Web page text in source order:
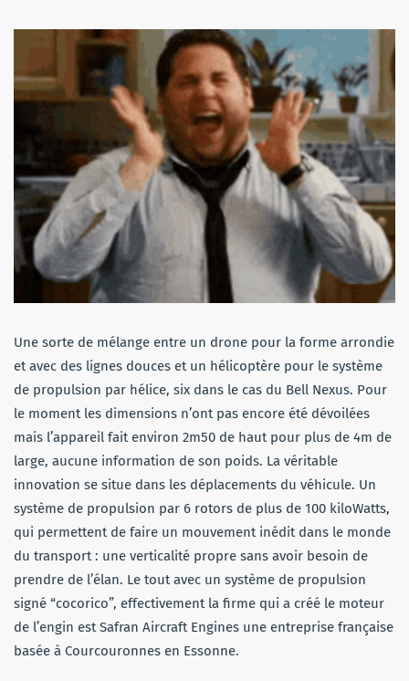
Une sorte de mélange entre un drone pour la forme arrondie
et avec des lignes douces et un hélicoptère pour le système
de propulsion par hélice, six dans le cas du Bell Nexus. Pour
le moment les dimensions n’ont pas encore été dévoilées
mais l’appareil fait environ 2m50 de haut pour plus de 4m de
large, aucune information de son poids. La véritable
innovation se situe dans les déplacements du véhicule. Un
système de propulsion par 6 rotors de plus de 100 kiloWatts,
qui permettent de faire un mouvement inédit dans le monde
du transport : une verticalité propre sans avoir besoin de
prendre de l’élan. Le tout avec un système de propulsion
signé “cocorico”, effectivement la firme qui a créé le moteur
de l’engin est Safran Aircraft Engines une entreprise française
basée à Courcouronnes en Essonne.